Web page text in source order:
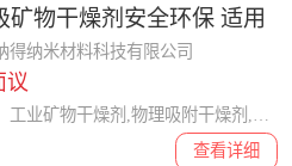
矿物干燥剂安全环保 适用
包装服装仓储防湿
得纳米材料科技有限公司
议
查看详细